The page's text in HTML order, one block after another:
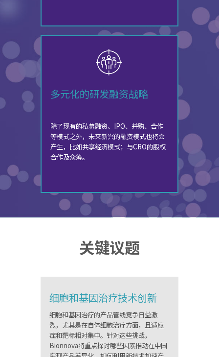
多元化的研发融资战略
除了现有的私募融资、IPO、并购、合作
等模式之外，未来新兴的融资模式也将会
产生，比如共享经济模式；与CRO的股权
合作及众筹。
关键议题
细胞和基因治疗技术创新
细胞和基因治疗的产品管线竞争日益激
烈，尤其是在自体细胞治疗方面，且适应
症和靶标相对集中。针对这些挑战，
Bionnova将重点探讨哪些因素推动在中国